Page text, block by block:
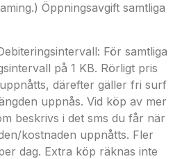
Öppningsavgift samtliga
För samtliga
på 1 KB. Rörligt pris
därefter gäller fri surf
uppnås. Vid köp av mer
beskrivs i det sms du får när
kostnaden uppnåtts. Fler
dag. Extra köp räknas inte